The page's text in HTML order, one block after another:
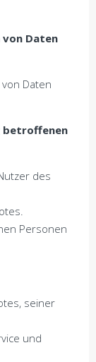
Daten
Daten
betroffenen
des
Personen
seiner
und